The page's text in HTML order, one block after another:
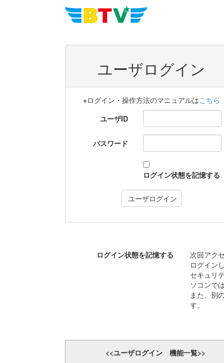
ユーザログイン
※ログイン・操作方法のマニュアルはこちら
ユーザID
パスワード
ログイン状態を記憶する
ログイン状態を記憶する
次回アク
ログイン
セキュリ
ソコンで
また、別
す。
<<ユーザログイン 機能一覧>>